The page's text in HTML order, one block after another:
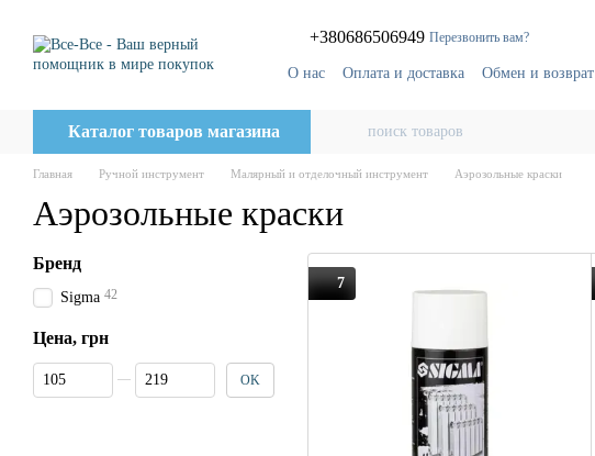
+380686506949 Перезвонить вам?
О нас Оплата и доставка Обмен и возврат
Каталог товаров магазина
Главная Ручной инструмент Малярный и отделочный инструмент Аэрозольные краски
Аэрозольные краски
7
Бренд
Sigma 42
Цена, грн
От Цена, грн
До Цена, грн
OK